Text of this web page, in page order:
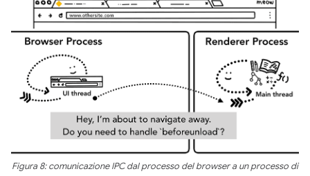
Figura 8: comunicazione IPC dal processo del browser a un processo di